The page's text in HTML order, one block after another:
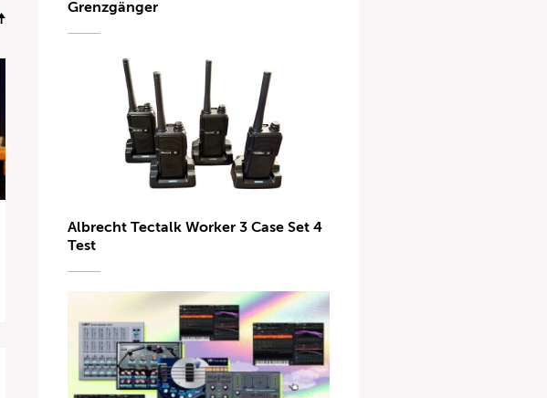
Grenzgänger
Albrecht Tectalk Worker 3 Case Set 4
Test